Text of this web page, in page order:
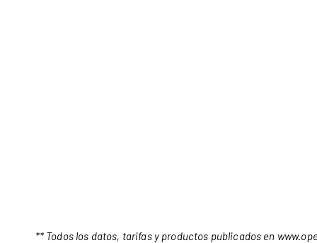
** Todos los datos, tarifas y productos publicados en